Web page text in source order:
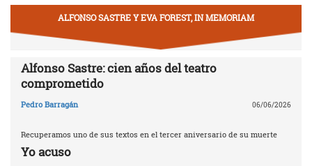
ALFONSO SASTRE Y EVA FOREST, IN MEMORIAM
Alfonso Sastre: cien años del teatro
comprometido
Pedro Barragán 06/06/2026
Recuperamos uno de sus textos en el tercer aniversario de su muerte
Yo acuso